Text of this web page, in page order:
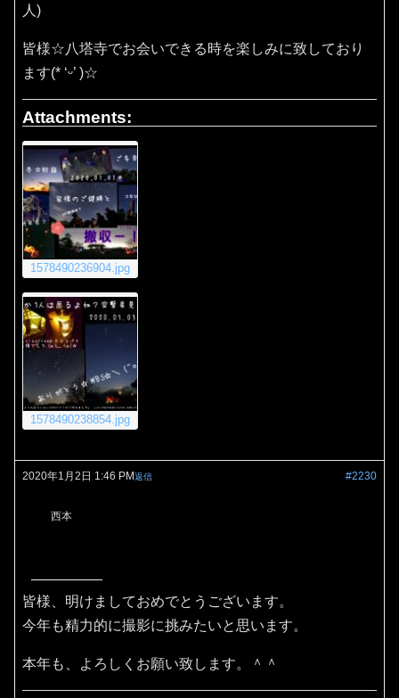
人)
皆様☆八塔寺でお会いできる時を楽しみに致しており
ます(* ‘ᵕ’ )☆
Attachments:
1578490236904.jpg
1578490238854.jpg
2020年1月2日 1:46 PM #2230
返信
西本
皆様、明けましておめでとうございます。
今年も精力的に撮影に挑みたいと思います。
本年も、よろしくお願い致します。＾＾